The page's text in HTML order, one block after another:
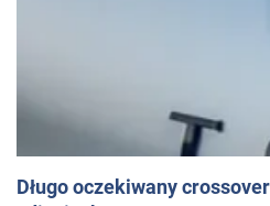
Długo oczekiwany